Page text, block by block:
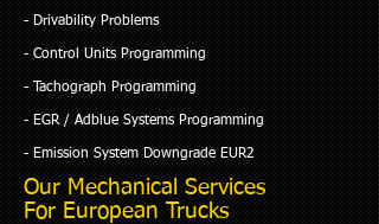
- Drivability Problems
- Control Units Programming
- Tachograph Programming
- EGR / Adblue Systems Programming
- Emission System Downgrade EUR2
Our Mechanical Services
For European Trucks